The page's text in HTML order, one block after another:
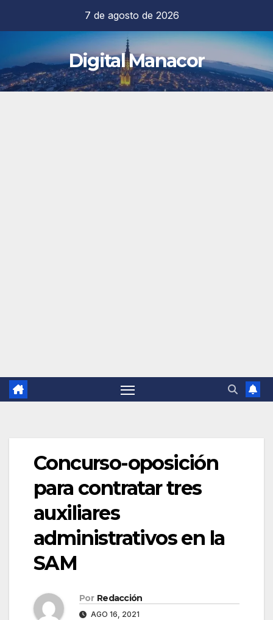
contenido
7 de agosto de 2026
Digital Manacor
Concurso-oposición
para contratar tres
auxiliares
administrativos en la
SAM
Por Redacción
AGO 16, 2021